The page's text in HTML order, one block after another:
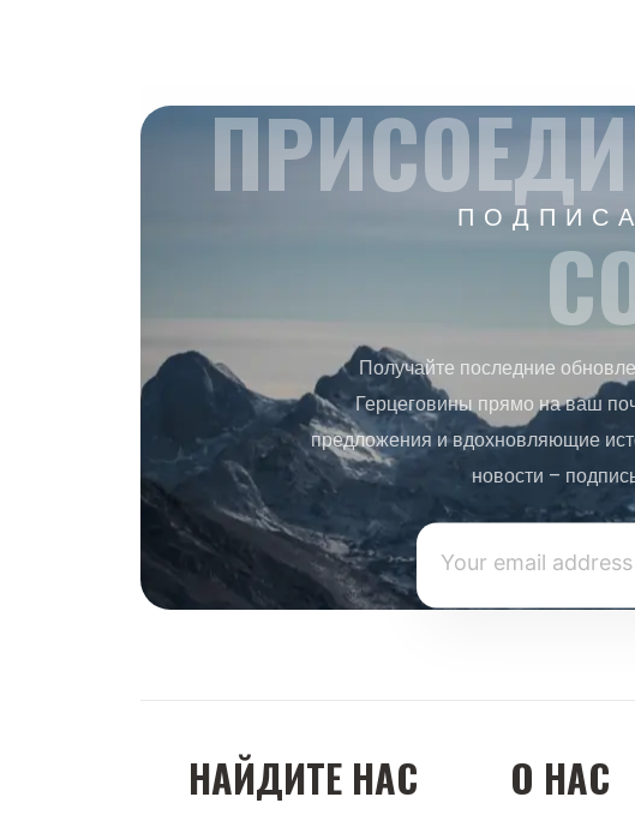
Получайте последние
Герцеговины прямо на ваш
предложения и вдохновляющие
новости –
НАЙДИТЕ НАС О НАС